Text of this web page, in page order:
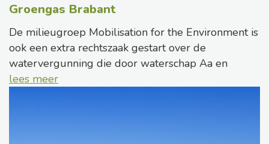
Groengas Brabant
De milieugroep Mobilisation for the Environment is
ook een extra rechtszaak gestart over de
watervergunning die door waterschap Aa en
lees meer